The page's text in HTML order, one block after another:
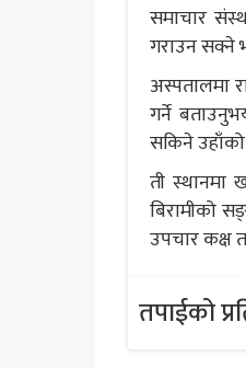
समाचार
गराउन सक्ने
अस्पतालमा
गर्ने
सकिने
ती स्थानमा
बिरामीको
उपचार कक्ष
तपाईको